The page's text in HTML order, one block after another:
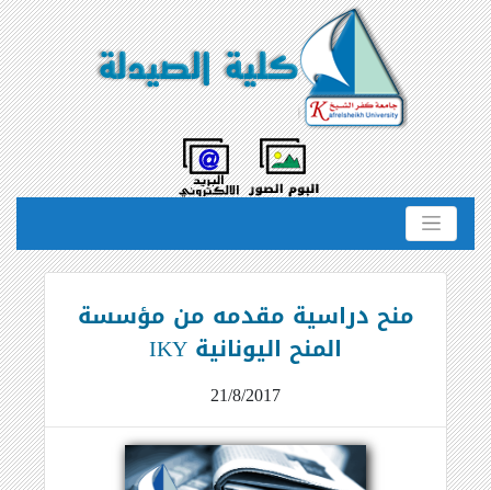
منح دراسية مقدمه من مؤسسة
المنح اليونانية IKY
21/8/2017